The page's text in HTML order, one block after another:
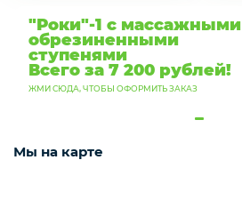
"Роки"-1 с массажными
обрезиненными
ступенями
Всего за 7 200 рублей!
ЖМИ СЮДА, ЧТОБЫ ОФОРМИТЬ ЗАКАЗ
Мы на карте